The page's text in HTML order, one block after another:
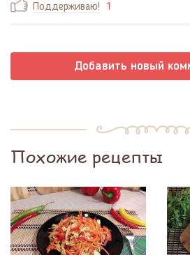
Поддерживаю! 1
Добавить новый
Похожие рецепты